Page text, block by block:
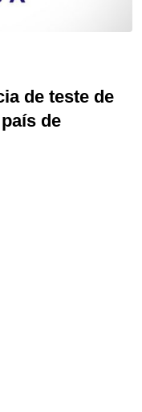
de teste de
de